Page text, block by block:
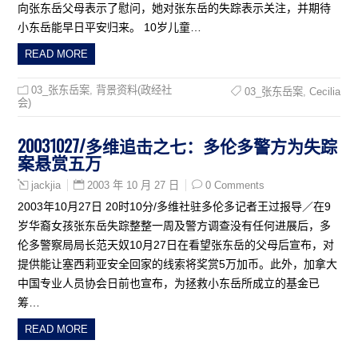
向张东岳父母表示了慰问，她对张东岳的失踪表示关注，并期待
小东岳能早日平安归来。 10岁儿童…
READ MORE
03_张东岳案 背景资料(政经社
会)
03_张东岳案, Cecilia
20031027/多维追击之七：多伦多警方为失踪
案悬赏五万
jackjia 2003 年 10 月 27 日 0 Comments
2003年10月27日 20时10分/多维社驻多伦多记者王过报导／在9
岁华裔女孩张东岳失踪整整一周及警方调查没有任何进展后，多
伦多警察局局长范天奴10月27日在看望张东岳的父母后宣布，对
提供能让塞西莉亚安全回家的线索将奖赏5万加币。此外，加拿大
中国专业人员协会日前也宣布，为拯救小东岳所成立的基金已
筹…
READ MORE